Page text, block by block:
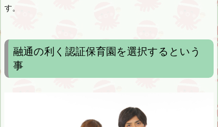
す。
融通の利く認証保育園を選択するという
事